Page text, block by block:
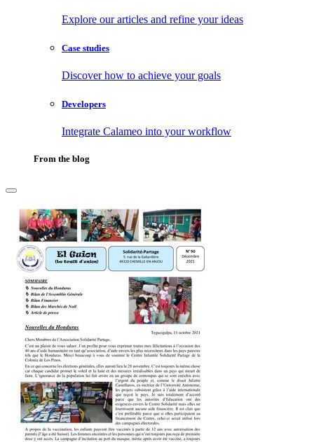
Explore our articles and refine your ideas
Case studies
Discover how to achieve your goals
Developers
Integrate Calameo into your workflow
From the blog